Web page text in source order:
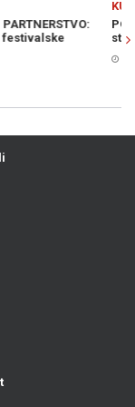
TARRU: U Sarajevo